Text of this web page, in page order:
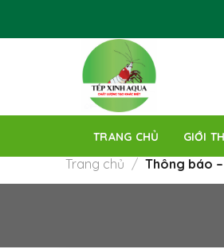
TRANG CHỦ GIỚI
Trang chủ / Thông báo